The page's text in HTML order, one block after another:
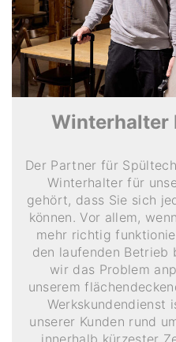
Winterhalter
Der Partner für
Winterhalter für
gehört, dass Sie sich
können. Vor allem,
mehr richtig
den laufenden Betrieb
wir das Problem
unserem
Werkskundendienst
unserer Kunden rund
innerhalb kürzester